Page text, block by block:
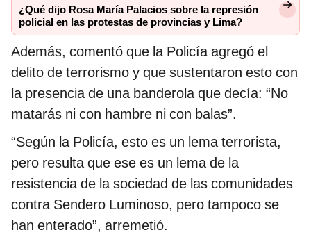
¿Qué dijo Rosa María Palacios sobre la represión
policial en las protestas de provincias y Lima?
Además, comentó que la Policía agregó el
delito de terrorismo y que sustentaron esto con
la presencia de una banderola que decía: “No
matarás ni con hambre ni con balas”.
“Según la Policía, esto es un lema terrorista,
pero resulta que ese es un lema de la
resistencia de la sociedad de las comunidades
contra Sendero Luminoso, pero tampoco se
han enterado”, arremetió.